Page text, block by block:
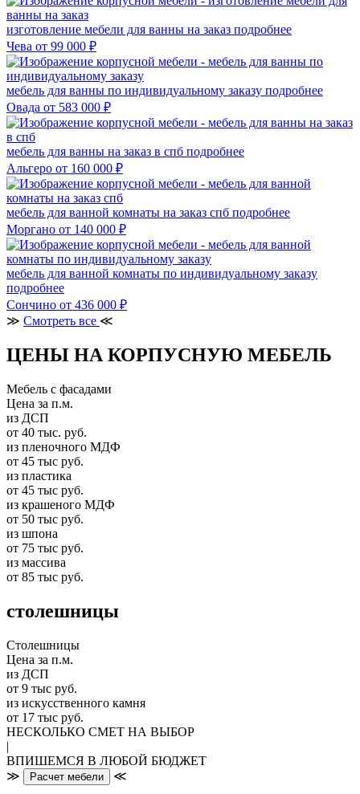
изготовление мебели для ванны на заказ подробнее
Чева от 99 000 ₽
мебель для ванны по индивидуальному заказу подробнее
Овада от 583 000 ₽
мебель для ванны на заказ в спб подробнее
Альгеро от 160 000 ₽
мебель для ванной комнаты на заказ спб подробнее
Моргано от 140 000 ₽
мебель для ванной комнаты по индивидуальному заказу
подробнее
Сончино от 436 000 ₽
≫ Смотреть все ≪
ЦЕНЫ НА КОРПУСНУЮ МЕБЕЛЬ
Мебель с фасадами
Цена за п.м.
из ДСП
от 40 тыс. руб.
из пленочного МДФ
от 45 тыс руб.
из пластика
от 45 тыс руб.
из крашеного МДФ
от 50 тыс руб.
из шпона
от 75 тыс руб.
из массива
от 85 тыс руб.
столешницы
Столешницы
Цена за п.м.
из ДСП
от 9 тыс руб.
из искусственного камня
от 17 тыс руб.
НЕСКОЛЬКО СМЕТ НА ВЫБОР
|
ВПИШЕМСЯ В ЛЮБОЙ БЮДЖЕТ
≫
Расчет мебели ≪